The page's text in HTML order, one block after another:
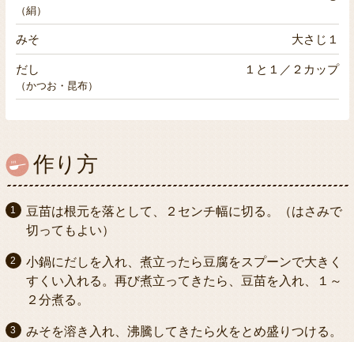
（絹）
みそ 大さじ１
だし １と１／２カップ
（かつお・昆布）
作り方
豆苗は根元を落として、２センチ幅に切る。（はさみで
切ってもよい）
小鍋にだしを入れ、煮立ったら豆腐をスプーンで大きく
すくい入れる。再び煮立ってきたら、豆苗を入れ、１～
２分煮る。
みそを溶き入れ、沸騰してきたら火をとめ盛りつける。